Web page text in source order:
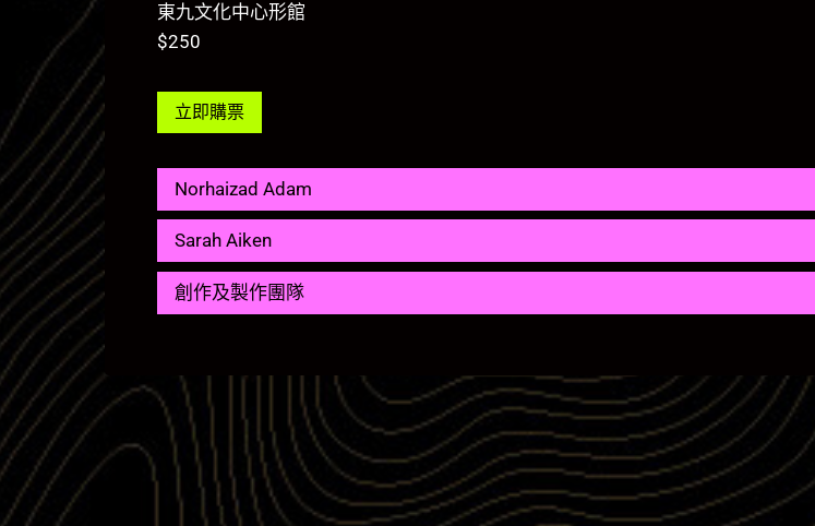
東九文化中心形館
$250
立即購票
Norhaizad Adam
Sarah Aiken
創作及製作團隊